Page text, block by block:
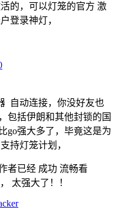
的，可以灯笼的官方 激
登录神灯，
自动连接，你没好友也
包括伊朗和其他封锁的国
go强大多了，毕竟这是为
持灯笼计划，
者已经 成功 流畅看
太强大了！！